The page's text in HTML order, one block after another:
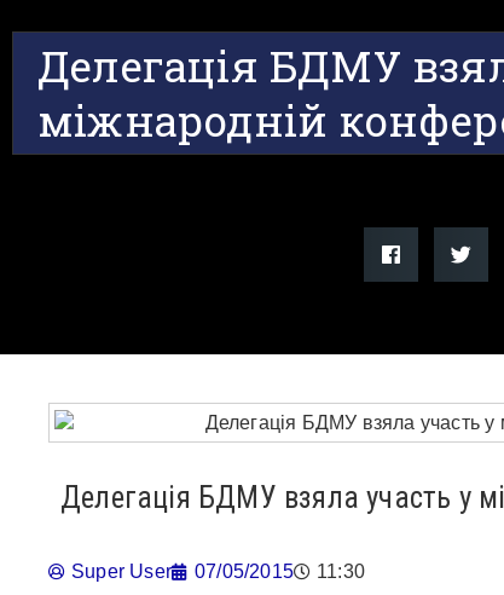
Делегація БДМУ
міжнародній
Делегація БДМУ взяла участь у
Super User 07/05/2015 11:30